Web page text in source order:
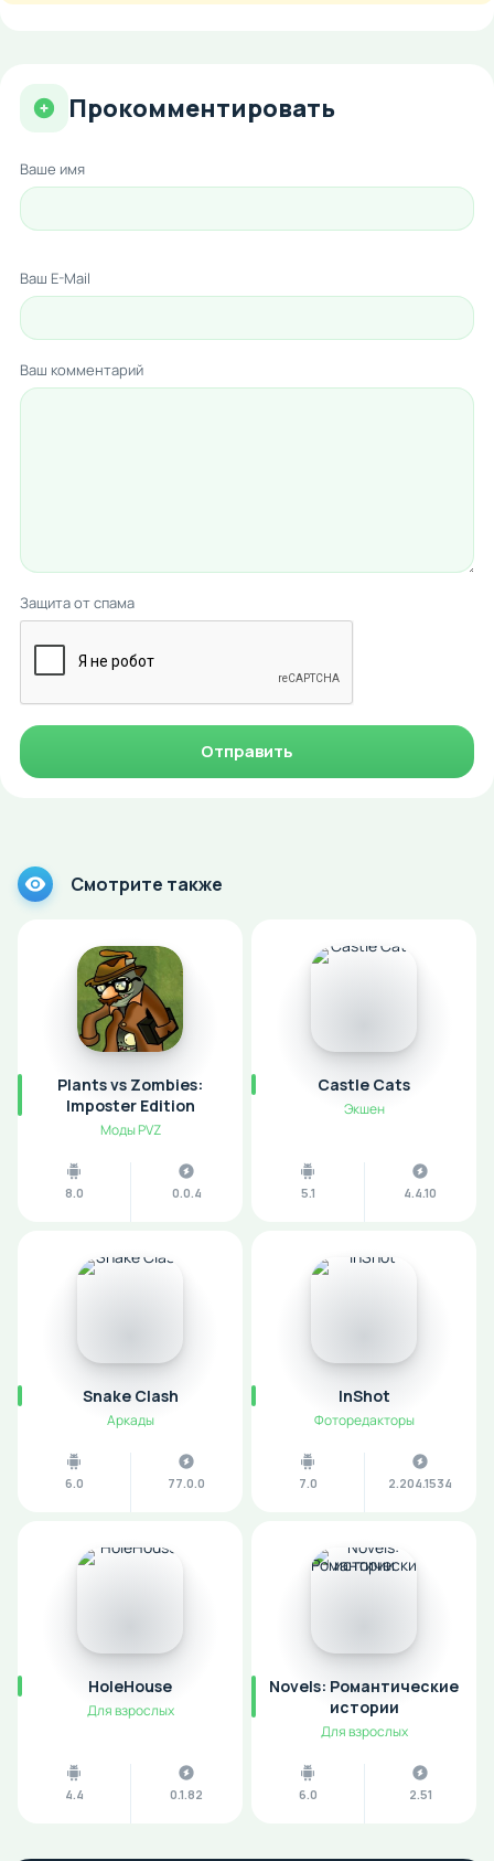
Прокомментировать
Ваше имя
Ваш E-Mail
Ваш комментарий
Защита от спама
Отправить
Смотрите также
Plants vs Zombies:
Imposter Edition
Моды PVZ
8.0 0.0.4
Castle Cats
Экшен
5.1 4.4.10
Snake Clash
Аркады
6.0 77.0.0
InShot
Фоторедакторы
7.0 2.204.1534
HoleHouse
Для взрослых
4.4 0.1.82
Novels: Романтические
истории
Для взрослых
6.0 2.51